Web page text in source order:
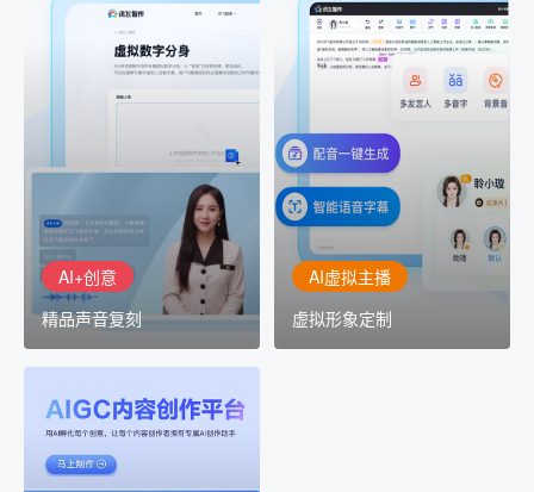
AI+创意
精品声音复刻
AI+创意
精品声音复刻
AI+创意：AIGC 能力集中
展示窗口，体验 AIGC 给
生活和生产带来的改变
AI虚拟主播
虚拟形象定制
讯飞智作：让每一个内容
创作者高效生产灵活定制
AIGC平台